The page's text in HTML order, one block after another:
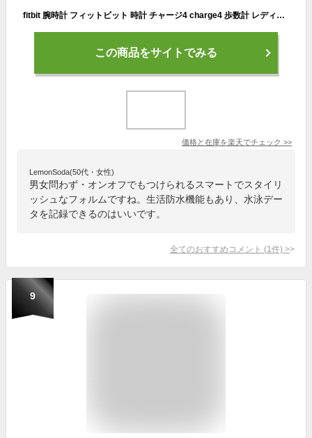
fitbit 腕時計 フィットビット 時計 チャージ4 charge4 歩数計 レディース 女性 男女兼用 液晶 デジタル FB417BKBK [ 人気 ブランド 正規品 防水 スマートウォッチ アウトドア スポーツ ランニング マラソン ジム 水泳 プール 健康 ] 新生活 プレゼント ギフト
この商品をサイトでみる
価格と在庫を楽天でチェック >>
LemonSoda(50代・女性)
男女問わず・オンオフでもつけられるスマートでスタイリ
ッシュなフォルムですね。生活防水機能もあり、水泳デー
タを記録できるのはいいです。
全てのおすすめコメント (1 件) >
9